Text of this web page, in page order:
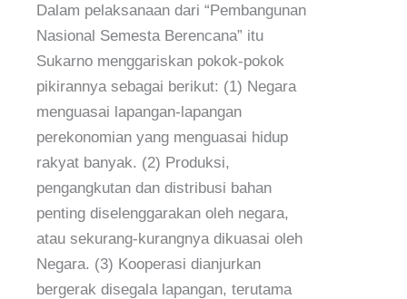
Dalam pelaksanaan dari “Pembangunan
Nasional Semesta Berencana” itu
Sukarno menggariskan pokok-pokok
pikirannya sebagai berikut: (1) Negara
menguasai lapangan-lapangan
perekonomian yang menguasai hidup
rakyat banyak. (2) Produksi,
pengangkutan dan distribusi bahan
penting diselenggarakan oleh negara,
atau sekurang-kurangnya dikuasai oleh
Negara. (3) Kooperasi dianjurkan
bergerak disegala lapangan, terutama